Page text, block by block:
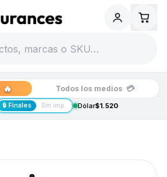
🔥 Todos los medios 💳
🔒 Finales Sin imp. Dólar$1.520